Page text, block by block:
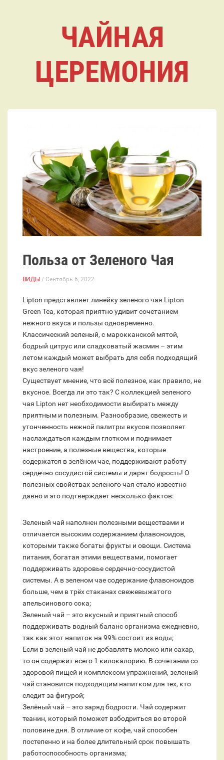
ЧАЙНАЯ
ЦЕРЕМОНИЯ
Польза от Зеленого Чая
ВИДЫ / Сентябрь 6, 2022
Lipton представляет линейку зеленого чая Lipton
Green Tea, которая приятно удивит сочетанием
нежного вкуса и пользы одновременно.
Классический зеленый, c марокканской мятой,
бодрый цитрус или сладковатый жасмин – этим
летом каждый может выбрать для себя подходящий
вкус зеленого чая!
Существует мнение, что всё полезное, как правило, не
вкусное. Всегда ли это так? С коллекцией зеленого
чая Lipton нет необходимости выбирать между
приятным и полезным. Разнообразие, свежесть и
утонченность нежной палитры вкусов позволяет
наслаждаться каждым глотком и поднимает
настроение, а полезные вещества, которые
содержатся в зелёном чае, поддерживают работу
сердечно-сосудистой системы и дарят бодрость! О
полезных свойствах зеленого чая стало известно
давно и это подтверждает несколько фактов:
Зеленый чай наполнен полезными веществами и
отличается высоким содержанием флавоноидов,
которыми также богаты фрукты и овощи. Система
питания, богатая этими веществами, помогает
поддерживать здоровье сердечно-сосудистой
системы. А в зеленом чае содержание флавоноидов
больше, чем в трёх стаканах свежевыжатого
апельсинового сока;
Зеленый чай – это вкусный и приятный способ
поддерживать водный баланс организма ежедневно,
так как этот напиток на 99% состоит из воды;
Если в зеленый чай не добавлять молоко или сахар,
то он содержит всего 1 килокалорию. В сочетании со
здоровой пищей и комплексом упражнений, зеленый
чай становится подходящим напитком для тех, кто
следит за фигурой;
Зелёный чай – это заряд бодрости. Чай содержит
теанин, который поможет взбодриться во второй
половине дня. В отличие от кофе, чай способен
постепенно и на более длительный срок повышать
работоспособность организма;